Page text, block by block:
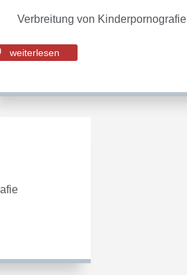
Verbreitung von Kinderpornografie
weiterlesen